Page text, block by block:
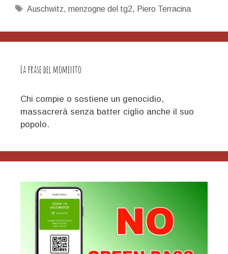
Auschwitz?
Tag
Auschwitz, menzogne del tg2, Piero Terracina
La frase del momento:
Chi compie o sostiene un genocidio,
massacrerà senza batter ciglio anche il suo
popolo.